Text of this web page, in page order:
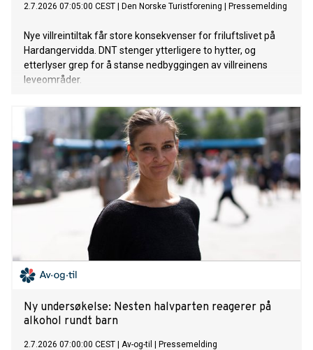
2.7.2026 07:05:00 CEST Den Norske Turistforening Pressemelding
Nye villreintiltak får store konsekvenser for friluftslivet på
Hardangervidda. DNT stenger ytterligere to hytter, og
etterlyser grep for å stanse nedbyggingen av villreinens
leveområder.
Ny undersøkelse: Nesten halvparten reagerer på
alkohol rundt barn
2.7.2026 07:00:00 CEST Av-og-til Pressemelding